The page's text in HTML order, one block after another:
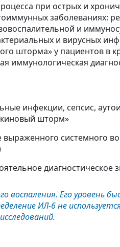
при острых и
заболеваниях:
и
и вирусных
шторма» у пациентов в
иммунологическая
инфекции, сепсис,
шторм»
выраженного системного
воспаления. Его
ИЛ-6 не